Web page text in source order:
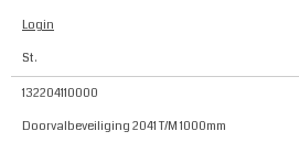
Login
St.
132204110000
Doorvalbeveiliging 2041 T/M 1000mm